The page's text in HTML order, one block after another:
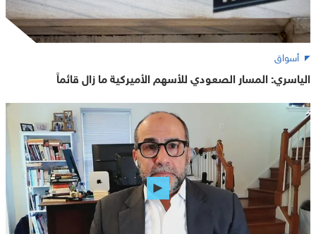
أسواق
الياسري: المسار الصعودي للأسهم الأميركية ما زال قائماً